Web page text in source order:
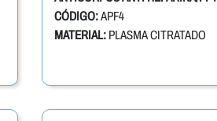
CÓDIGO:APF4
MATERIAL:PLASMA CITRATADO